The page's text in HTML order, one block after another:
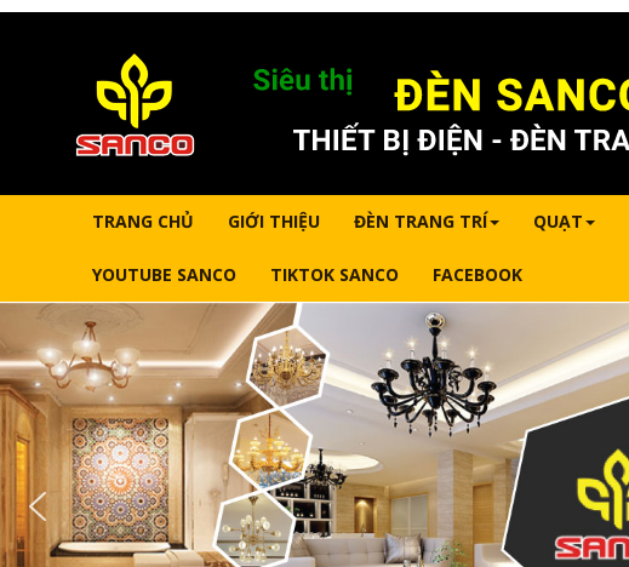
TRANG CHỦ GIỚI THIỆU ĐÈN TRANG TRÍ QUẠT
YOUTUBE SANCO TIKTOK SANCO FACEBOOK